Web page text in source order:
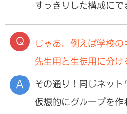
すっきりした構成にで
じゃあ、例えば学校の
先生用と生徒用に分け
その通り！同じネット
仮想的にグループを作